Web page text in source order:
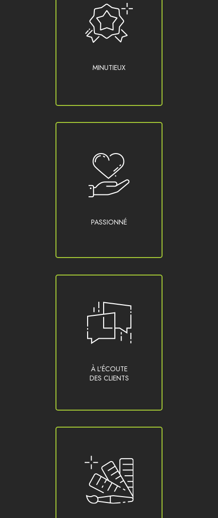
MINUTIEUX
PASSIONNÉ
À L'ÉCOUTE
DES CLIENTS